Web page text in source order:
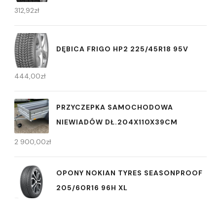
312,92zł
DĘBICA FRIGO HP2 225/45R18 95V
444,00zł
PRZYCZEPKA SAMOCHODOWA
NIEWIADÓW DŁ.204X110X39CM
2 900,00zł
OPONY NOKIAN TYRES SEASONPROOF
205/60R16 96H XL